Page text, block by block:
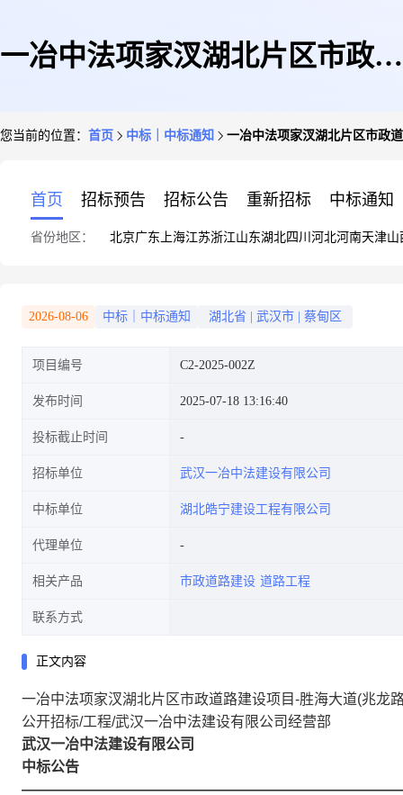
一冶中法项家汊湖北片区市政道
目道路工程中标结果公示
您当前的位置： 首页 中标｜中标通知 一冶中法项家汊湖北片区市政
首页 招标预告 招标公告 重新招标 中标通知
省份地区： 北京广东 上海江苏浙江山东湖北四川 河北河南天津山
2026-08-06 中标｜中标通知 湖北省 武汉市 蔡甸区
项目编号 C2-2025-002Z
发布时间 2025-07-18 13:16:40
投标截止时间
招标单位 武汉一冶中法建设有限公司
中标单位 湖北皓宁建设工程有限公司
代理单位
相关产品 市政道路建设 道路工程
联系方式
正文内容
一冶中法项家汊湖北片区市政道路建设项目-胜海大道(兆龙
公开招标/工程/武汉一冶中法建设有限公司经营部
武汉一冶中法建设有限公司
中标公告